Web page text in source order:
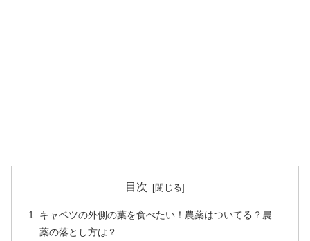
目次
キャベツの外側の葉を食べたい！農薬はついてる？農
薬の落とし方は？